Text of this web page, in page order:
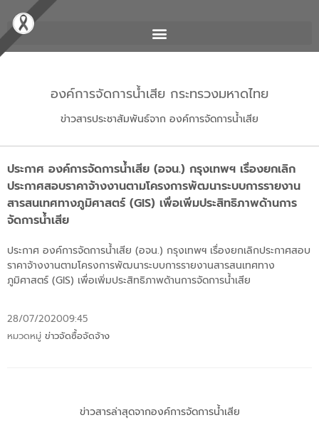
องค์การจัดการน้ำเสีย กระทรวงมหาดไทย
ข่าวสารประชาสัมพันธ์จาก องค์การจัดการน้ำเสีย
ประกาศ องค์การจัดการน้ำเสีย (อจน.) กรุงเทพฯ เรื่องยกเลิก
ประกาศสอบราคาจ้างงานตามโครงการพัฒนาระบบการรายงาน
สารสนเทศทางภูมิศาสตร์ (GIS) เพื่อเพิ่มประสิทธิภาพด้านการ
จัดการน้ำเสีย
ประกาศ องค์การจัดการน้ำเสีย (อจน.) กรุงเทพฯ เรื่องยกเลิกประกาศสอบ
ราคาจ้างงานตามโครงการพัฒนาระบบการรายงานสารสนเทศทาง
ภูมิศาสตร์ (GIS) เพื่อเพิ่มประสิทธิภาพด้านการจัดการน้ำเสีย
28/07/202009:45
หมวดหมู่ ข่าวจัดซื้อจัดจ้าง
ข่าวสารล่าสุดจากองค์การจัดการน้ำเสีย